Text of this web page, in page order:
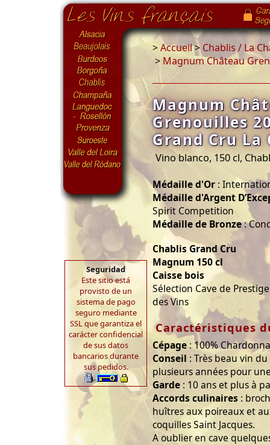
Seguridad
Este sitio está
provisto de un
sistema de pago
seguro mediante
SSL que garantiza el
carácter confidencial
de sus datos
bancarios durante
sus pedidos.
>Accueil>Chablis / La
> Magnum Château
Magnum
Grenouilles
Grand Cru La
Vino blanco, 150 cl,
Médaille d'Or :
Médaille d'Argent
Spirit Competition
Médaille de Bronze:
Chablis Grand Cru
Magnum 150 cl
Caisse bois
Sélection Cave de
des Vins
Caractéristiques
Cépage : 100%
Conseil : Très beau vin
plusieurs années pour
Garde : 10 ans et plus à
Accords culinaires :
huîtres aux poireaux et
coquilles Saint Jacques.
A oublier en cave